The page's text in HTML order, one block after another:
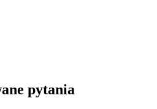
pytania